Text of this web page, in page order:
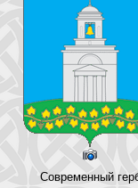
Современный